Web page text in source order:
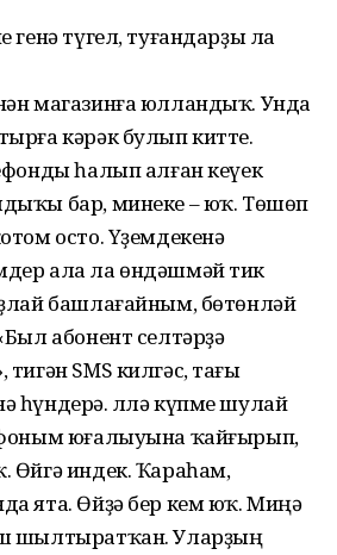
генә түгел, туғандарҙы ла
магазин­ға юлландыҡ. Унда
кәрәк булып китте.
һалып алған кеүек
бар, минеке – юҡ. Төшөп
осто. Үҙемдекенә
ала ла өндәшмәй тик
башлағайным, бөтөнләй
абонент селтәрҙә
SMS килгәс, тағы
һүндерә. Әллә күпме шулай
юғалыуына ҡайғырып,
Өйгә индек. Ҡараһам,
ята. Өйҙә бер кем юҡ. Миңә
шылтыратҡан. Уларҙың